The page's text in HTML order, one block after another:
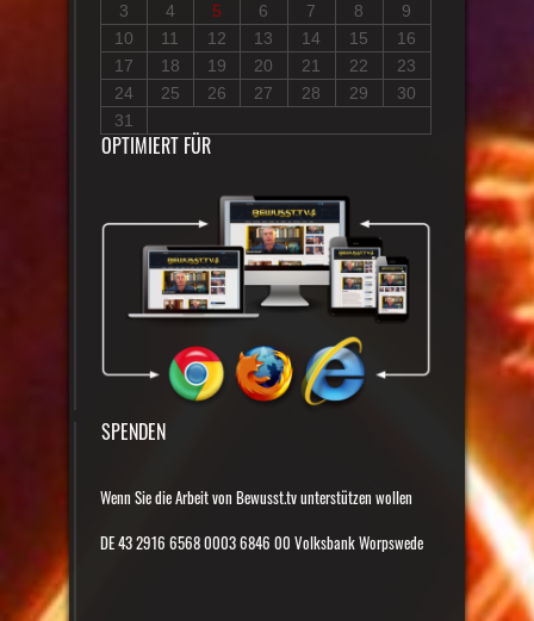
3
4 5 6 7 8
9
10
11 12 13 14 15
16
17
18 19 20 21 22
23
24
25 26 27 28 29
30
31
OPTIMIERT FÜR
SPENDEN
Wenn Sie die Arbeit von Bewusst.tv unterstützen wollen
DE 43 2916 6568 0003 6846 00 Volksbank Worpswede